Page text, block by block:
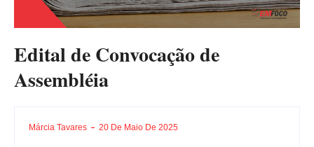
Edital de Convocação de
Assembléia
Márcia Tavares 20 De Maio De 2025